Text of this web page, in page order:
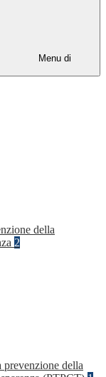
Menu di
della
2
prevenzione della